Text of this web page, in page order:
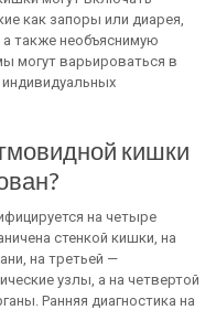
как запоры или диарея,
также необъяснимую
могут варьироваться в
кишки
на четыре
стенкой кишки, на
на третьей —
узлы, а на четвертой
Ранняя диагностика на